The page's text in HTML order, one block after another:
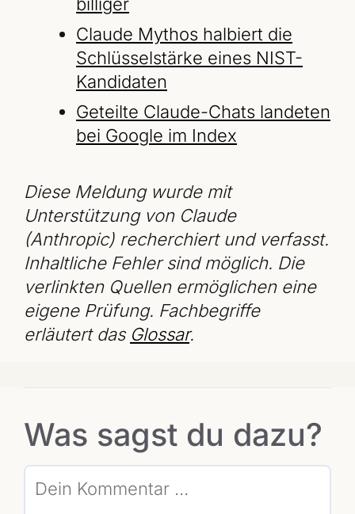
billiger
Claude Mythos halbiert die
Schlüsselstärke eines NIST-
Kandidaten
Geteilte Claude-Chats landeten
bei Google im Index
Diese Meldung wurde mit
Unterstützung von Claude
(Anthropic) recherchiert und verfasst.
Inhaltliche Fehler sind möglich. Die
verlinkten Quellen ermöglichen eine
eigene Prüfung. Fachbegriffe
erläutert das Glossar.
Was sagst du dazu?